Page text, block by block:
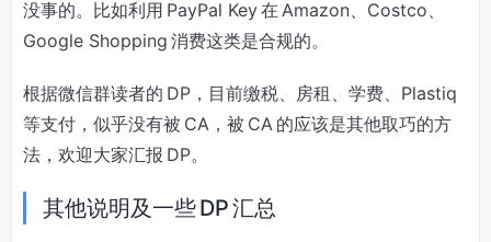
没事的。比如利用 PayPal Key 在 Amazon、Costco、
Google Shopping 消费这类是合规的。
根据微信群读者的 DP，目前缴税、房租、学费、Plastiq
等支付，似乎没有被 CA，被 CA 的应该是其他取巧的方
法，欢迎大家汇报 DP。
其他说明及一些 DP 汇总